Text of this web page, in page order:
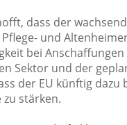
dass der
und
bei Anschaffungen
Sektor und der
der EU künftig dazu
zu stärken.